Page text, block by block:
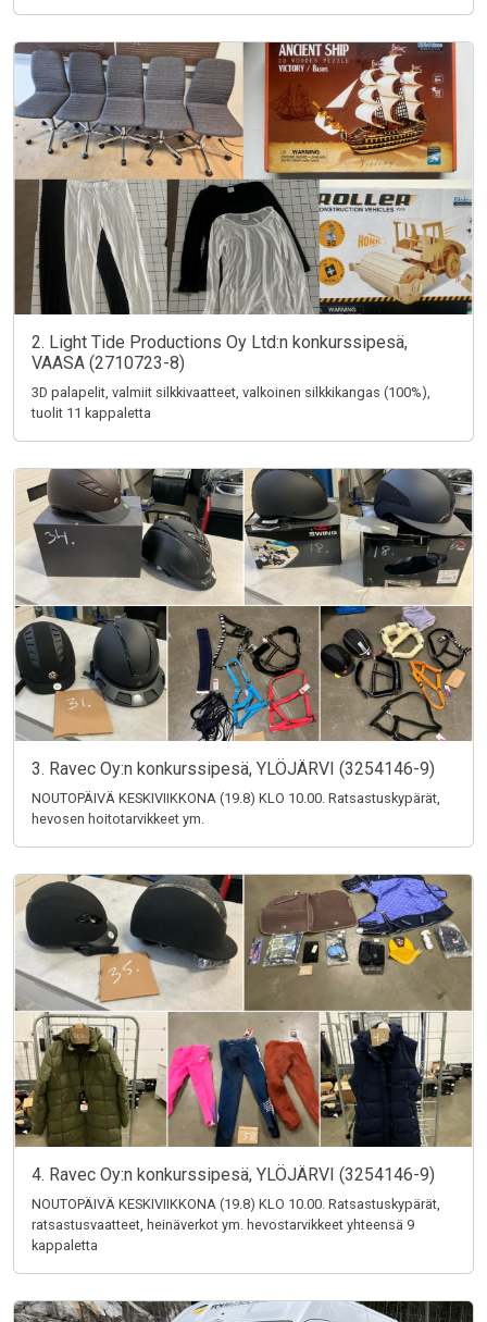
2. Light Tide Productions Oy Ltd:n konkurssipesä,
VAASA (2710723-8)
3D palapelit, valmiit silkkivaatteet, valkoinen silkkikangas (100%),
tuolit 11 kappaletta
3. Ravec Oy:n konkurssipesä, YLÖJÄRVI (3254146-9)
NOUTOPÄIVÄ KESKIVIIKKONA (19.8) KLO 10.00. Ratsastuskypärät,
hevosen hoitotarvikkeet ym.
4. Ravec Oy:n konkurssipesä, YLÖJÄRVI (3254146-9)
NOUTOPÄIVÄ KESKIVIIKKONA (19.8) KLO 10.00. Ratsastuskypärät,
ratsastusvaatteet, heinäverkot ym. hevostarvikkeet yhteensä 9
kappaletta